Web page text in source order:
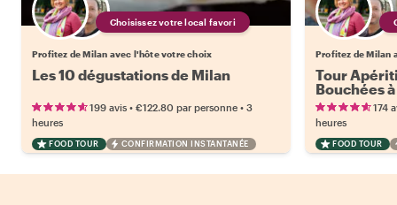
Choisissez votre local favori
Profitez de Milan avec l'hôte votre choix
Les 10 dégustations de Milan
199 avis • €122.80 par personne • 3
heures
FOOD TOUR CONFIRMATION INSTANTANÉE
Profitez de Milan
Tour
Bouchées
174
heures
FOOD TOUR